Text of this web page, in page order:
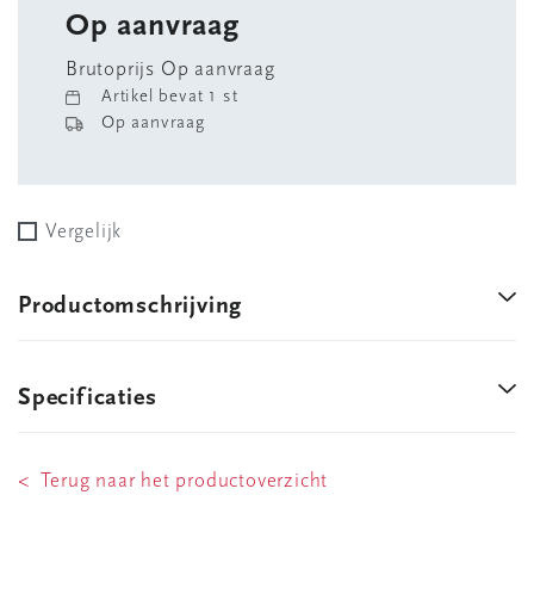
Op aanvraag
Brutoprijs Op aanvraag
Artikel bevat 1 st
Op aanvraag
Vergelijk
Productomschrijving
Specificaties
< Terug naar het productoverzicht